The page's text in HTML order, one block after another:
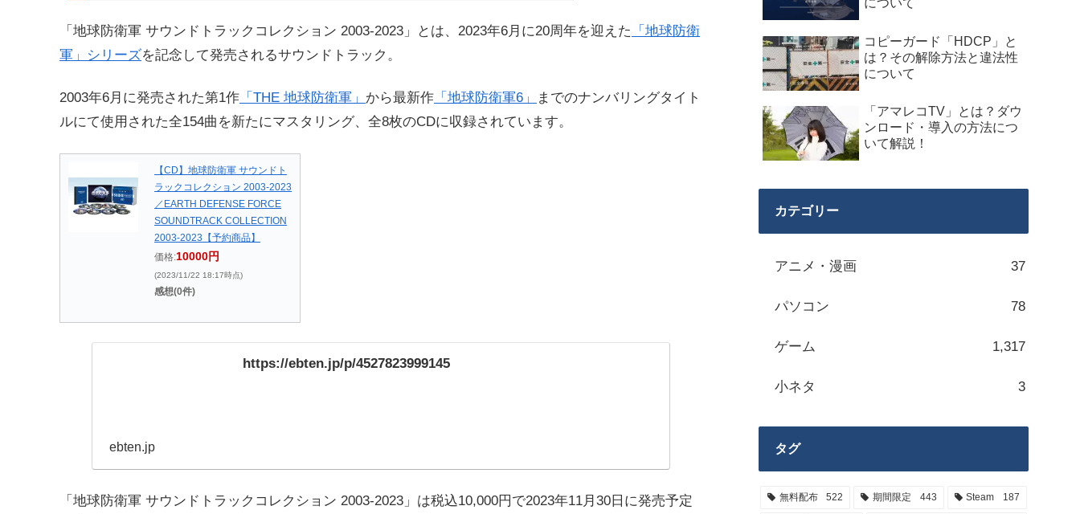
「地球防衛軍 サウンドトラックコレクション 2003-2023」とは、2023年6月に20周年を迎えた
「地球防衛
軍」シリーズを記念して発売されるサウンドトラック。
2003年6月に発売された第1作 「THE 地球防衛軍」 から最新作 「地球防衛軍6」
までのナンバリングタイト
ルにて使用された全154曲を新たにマスタリング、全8枚のCDに収録されています。
【CD】地球防衛軍 サウンドト
ラックコレクション 2003-2023
／EARTH DEFENSE FORCE
SOUNDTRACK COLLECTION
2003-2023【予約商品】
価格:10000円
(2023/11/22 18:17時点)
感想(0件)
https://ebten.jp/p/4527823999145
ebten.jp
「地球防衛軍 サウンドトラックコレクション 2003-2023」は税込10,000円で2023年11月30日に発売予定
について
コピーガード「HDCP」と
は？その解除方法と違法性
について
「アマレコTV」とは？ダウ
ンロード・導入の方法につ
いて解説！
カテゴリー
アニメ・漫画 37
パソコン 78
ゲーム 1,317
小ネタ 3
タグ
無料配布 522 期間限定 443 Steam 187